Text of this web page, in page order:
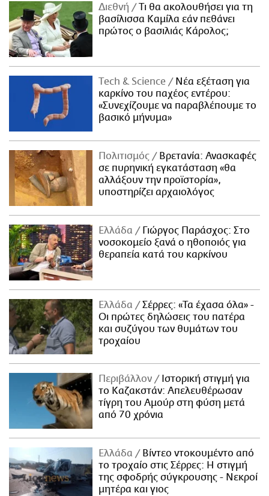
Διεθνή
Τι θα ακολουθήσει για τη
βασίλισσα Καμίλα εάν πεθάνει
πρώτος ο βασιλιάς Κάρολος;
Τech & Science
Νέα εξέταση για
καρκίνο του παχέος εντέρου:
«Συνεχίζουμε να παραβλέπουμε το
βασικό μήνυμα»
Πολιτισμός
Βρετανία: Ανασκαφές
σε πυρηνική εγκατάσταση «θα
αλλάξουν την προϊστορία»,
υποστηρίζει αρχαιολόγος
Ελλάδα
Γιώργος Παράσχος: Στο
νοσοκομείο ξανά ο ηθοποιός για
θεραπεία κατά του καρκίνου
Ελλάδα
Σέρρες: «Τα έχασα όλα» -
Οι πρώτες δηλώσεις του πατέρα
και συζύγου των θυμάτων του
τροχαίου
Περιβάλλον
Ιστορική στιγμή για
το Καζακστάν: Απελευθέρωσαν
τίγρη του Αμούρ στη φύση μετά
από 70 χρόνια
Ελλάδα
Βίντεο ντοκουμέντο από
το τροχαίο στις Σέρρες: Η στιγμή
της σφοδρής σύγκρουσης - Νεκροί
μητέρα και γιος